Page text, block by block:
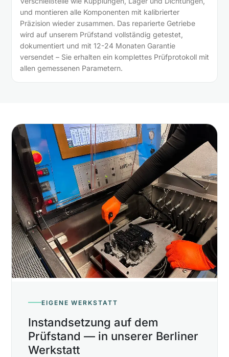
und montieren alle Komponenten mit kalibrierter
Präzision wieder zusammen. Das reparierte Getriebe
wird auf unserem Prüfstand vollständig getestet,
dokumentiert und mit 12-24 Monaten Garantie
versendet – Sie erhalten ein komplettes Prüfprotokoll mit
allen gemessenen Parametern.
EIGENE WERKSTATT
Instandsetzung auf dem
Prüfstand — in unserer Berliner
Werkstatt